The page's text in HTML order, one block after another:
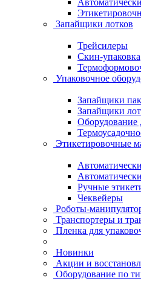
Запайщики лотков
Трейсилеры
Скин-упаковка
Упаковочное
Запайщики
Запайщики
Оборудование
Этикетировочные
Ручные
Чеквейеры
Роботы-
Транспортеры и
Пленка для
Новинки
Акции и
Оборудование по